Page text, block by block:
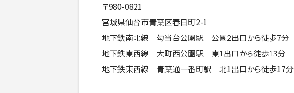
〒980-0821
宮城県仙台市青葉区春日町2-1
地下鉄南北線 勾当台公園駅 公園2出口から徒歩7分
地下鉄東西線 大町西公園駅 東1出口から徒歩13分
地下鉄東西線 青葉通一番町駅 北1出口から徒歩17分